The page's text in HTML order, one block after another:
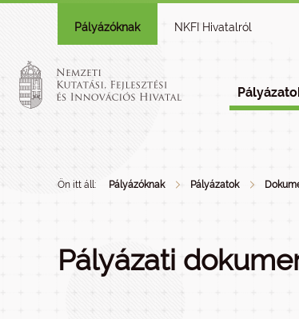
Pályázóknak NKFI Hivatalról
Ön itt áll: Pályázóknak Pályázatok
Pályázati